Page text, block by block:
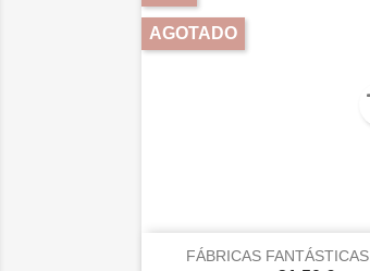
FÁBRICAS FANTÁSTICAS
AGOTADO
Vista rápida